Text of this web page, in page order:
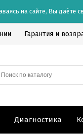
на сайте, Вы даёте
Гарантия и
Диагностика